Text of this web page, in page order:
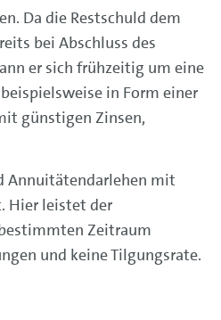
Da die Restschuld dem
bei Abschluss des
er sich frühzeitig um eine
in Form einer
günstigen Zinsen,
Annuitätendarlehen mit
Hier leistet der
Zeitraum
und keine Tilgungsrate.